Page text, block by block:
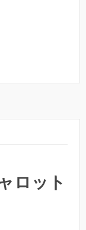
ロット